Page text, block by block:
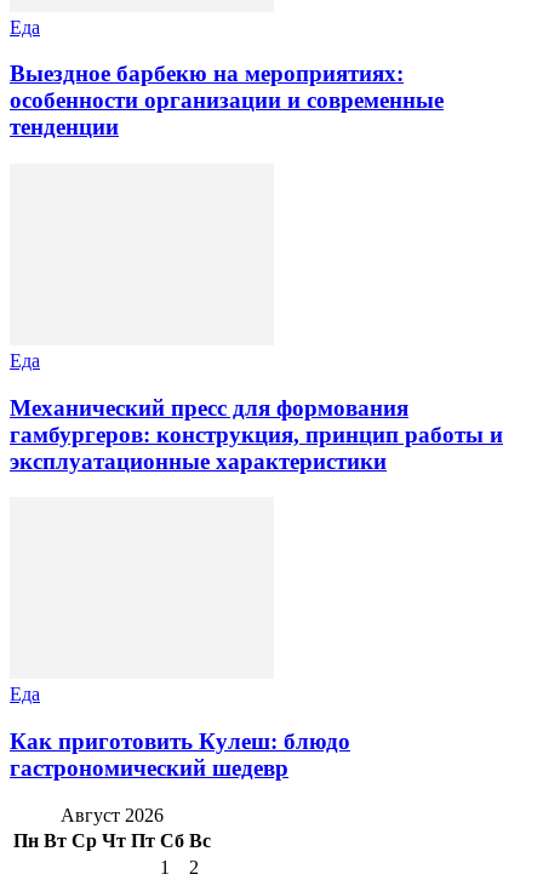
Еда
Выездное барбекю на мероприятиях:
особенности организации и современные
тенденции
Еда
Механический пресс для формования
гамбургеров: конструкция, принцип работы и
эксплуатационные характеристики
Еда
Как приготовить Кулеш: блюдо
гастрономический шедевр
Август 2026
Пн Вт Ср Чт Пт Сб Вс
1
2